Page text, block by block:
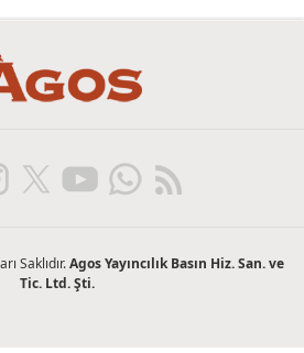
Saklıdır.Agos Yayıncılık Basın Hiz. San. ve
Tic. Ltd. Şti.